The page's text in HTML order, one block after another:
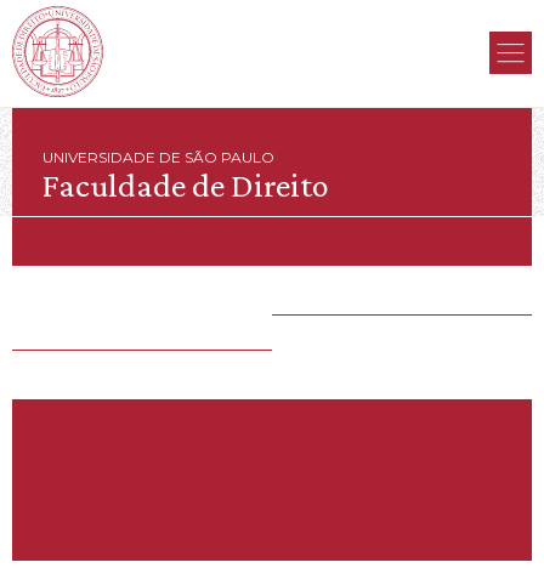
UNIVERSIDADE DE SÃO PAULO
Faculdade de Direito